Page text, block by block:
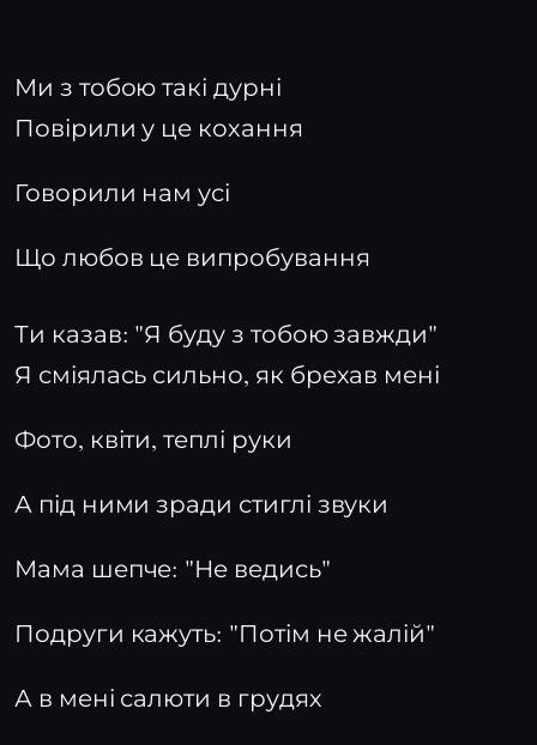
Ми з тобою такі дурні
Повірили у це кохання
Говорили нам усі
Що любов це випробування
Ти казав: "Я буду з тобою завжди"
Я сміялась сильно, як брехав мені
Фото, квіти, теплі руки
А під ними зради стиглі звуки
Мама шепче: "Не ведись"
Подруги кажуть: "Потім не жалій"
А в мені салюти в грудях